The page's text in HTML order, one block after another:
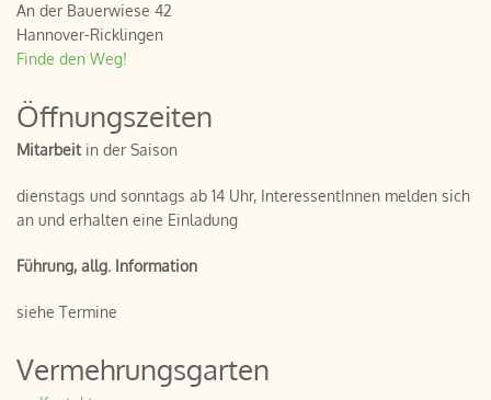
An der Bauerwiese 42
Hannover-Ricklingen
Finde den Weg!
Öffnungszeiten
Mitarbeit in der Saison
dienstags und sonntags ab 14 Uhr, InteressentInnen melden sich
an und erhalten eine Einladung
Führung, allg. Information
siehe Termine
Vermehrungsgarten